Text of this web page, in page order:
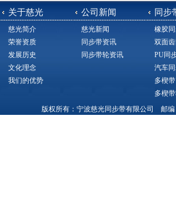
关于慈光
慈光简介
荣誉资质
发展历史
文化理念
我们的优势
公司新闻
慈光新闻
同步带资讯
同步带轮资讯
同步
橡胶
双面
PU同
汽车
多楔带
多楔
版权所有：宁波慈光同步带有限公司 邮编